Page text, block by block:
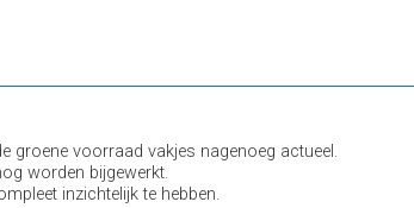
groene voorraad vakjes nagenoeg actueel.
worden bijgewerkt.
inzichtelijk te hebben.